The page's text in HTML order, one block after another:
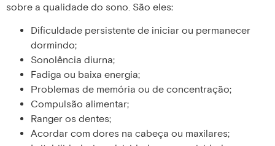
sobre a qualidade do sono. São eles:
Dificuldade persistente de iniciar ou permanecer
dormindo;
Sonolência diurna;
Fadiga ou baixa energia;
Problemas de memória ou de concentração;
Compulsão alimentar;
Ranger os dentes;
Acordar com dores na cabeça ou maxilares;